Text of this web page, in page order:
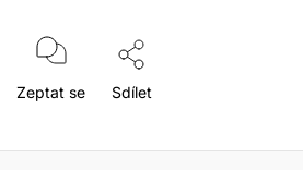
Zeptat se Sdílet